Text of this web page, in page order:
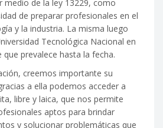
medio de la ley 13229, como
de preparar profesionales en el
y la industria. La misma luego
Tecnológica Nacional en
prevalece hasta la fecha.
creemos importante su
a ella podemos acceder a
libre y laica, que nos permite
aptos para brindar
y solucionar problemáticas que